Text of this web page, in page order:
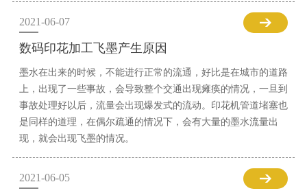
2021-06-07
数码印花加工飞墨产生原因
墨水在出来的时候，不能进行正常的流通，好比是在城市的道路
上，出现了一些事故，会导致整个交通出现瘫痪的情况，一旦到
事故处理好以后，流量会出现爆发式的流动。印花机管道堵塞也
是同样的道理，在偶尔疏通的情况下，会有大量的墨水流量出
现，就会出现飞墨的情况。
2021-06-05